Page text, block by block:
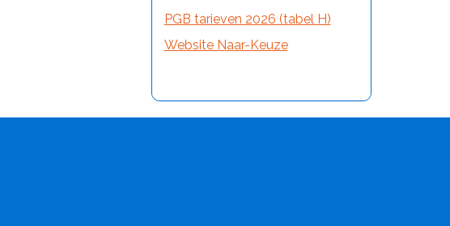
PGB tarieven 2026 (tabel H)
Website Naar-Keuze